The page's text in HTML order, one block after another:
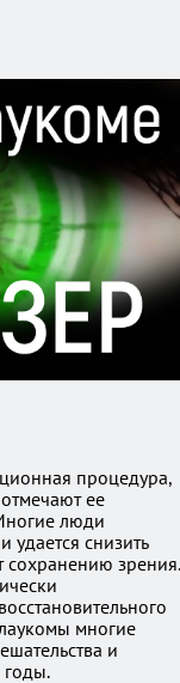
процедура,
ее
люди
удается снизить
сохранению зрения.
многие
и
годы.